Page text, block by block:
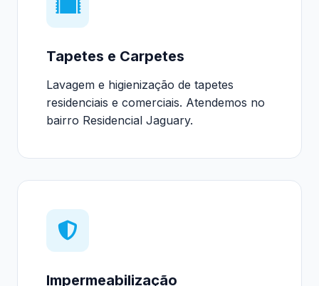
Tapetes e Carpetes
Lavagem e higienização de tapetes
residenciais e comerciais. Atendemos no
bairro Residencial Jaguary.
Impermeabilização